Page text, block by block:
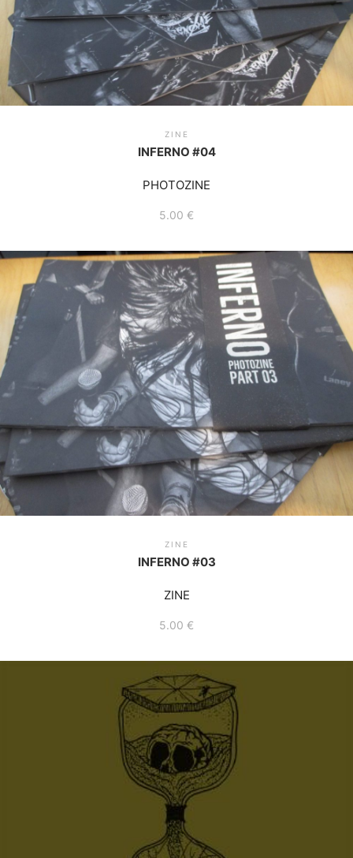
ZINE
INFERNO #04
PHOTOZINE
5.00 €
ZINE
INFERNO #03
ZINE
5.00 €